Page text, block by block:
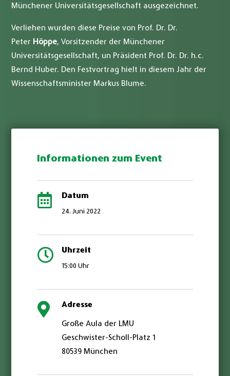
Münchener Universitätsgesellschaft ausgezeichnet.
Verliehen wurden diese Preise von Prof. Dr. Dr.
Peter Höppe, Vorsitzender der Münchener
Universitätsgesellschaft, un Präsident Prof. Dr. Dr. h.c.
Bernd Huber. Den Festvortrag hielt in diesem Jahr der
Wissenschaftsminister Markus Blume.
Informationen zum Event
 Datum
24. Juni 2022
 Uhrzeit
15:00 Uhr
 Adresse
Große Aula der LMU
Geschwister-Scholl-Platz 1
80539 München